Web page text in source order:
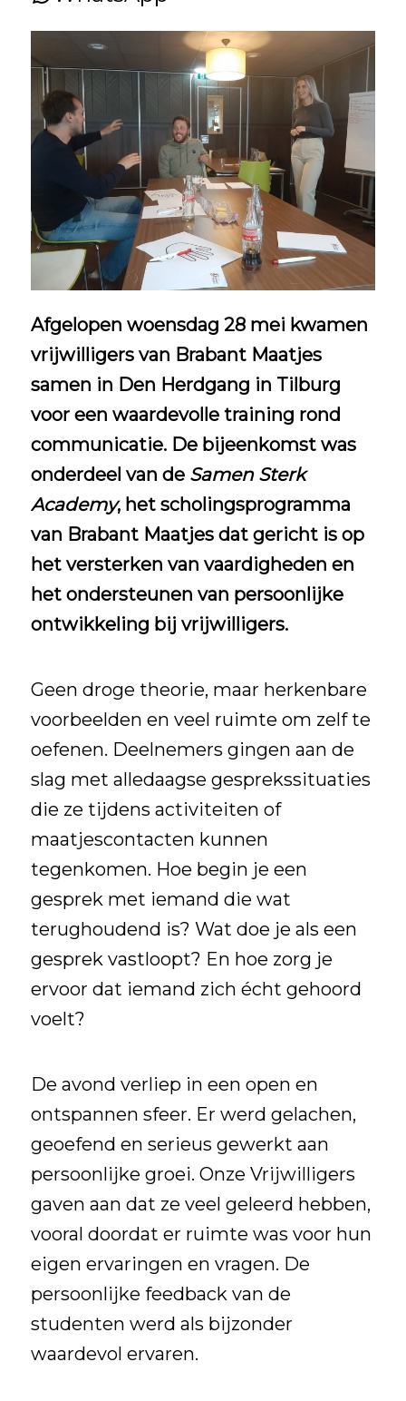
Afgelopen woensdag 28 mei kwamen
vrijwilligers van Brabant Maatjes
samen in Den Herdgang in Tilburg
voor een waardevolle training rond
communicatie. De bijeenkomst was
onderdeel van de Samen Sterk
Academy, het scholingsprogramma
van Brabant Maatjes dat gericht is op
het versterken van vaardigheden en
het ondersteunen van persoonlijke
ontwikkeling bij vrijwilligers.
Geen droge theorie, maar herkenbare
voorbeelden en veel ruimte om zelf te
oefenen. Deelnemers gingen aan de
slag met alledaagse gesprekssituaties
die ze tijdens activiteiten of
maatjescontacten kunnen
tegenkomen. Hoe begin je een
gesprek met iemand die wat
terughoudend is? Wat doe je als een
gesprek vastloopt? En hoe zorg je
ervoor dat iemand zich écht gehoord
voelt?
De avond verliep in een open en
ontspannen sfeer. Er werd gelachen,
geoefend en serieus gewerkt aan
persoonlijke groei. Onze Vrijwilligers
gaven aan dat ze veel geleerd hebben,
vooral doordat er ruimte was voor hun
eigen ervaringen en vragen. De
persoonlijke feedback van de
studenten werd als bijzonder
waardevol ervaren.